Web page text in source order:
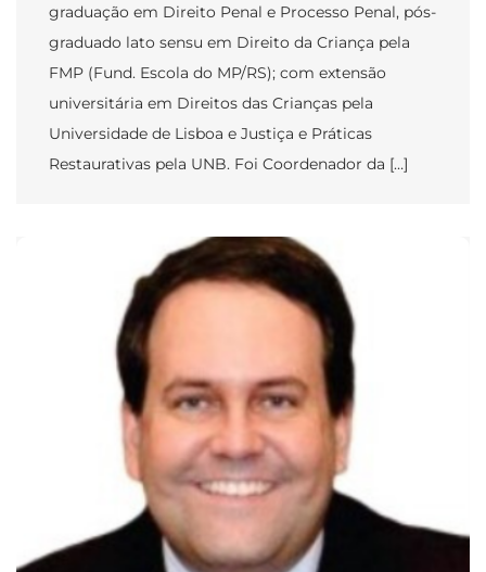
graduação em Direito Penal e Processo Penal, pós-
graduado lato sensu em Direito da Criança pela
FMP (Fund. Escola do MP/RS); com extensão
universitária em Direitos das Crianças pela
Universidade de Lisboa e Justiça e Práticas
Restaurativas pela UNB. Foi Coordenador da […]